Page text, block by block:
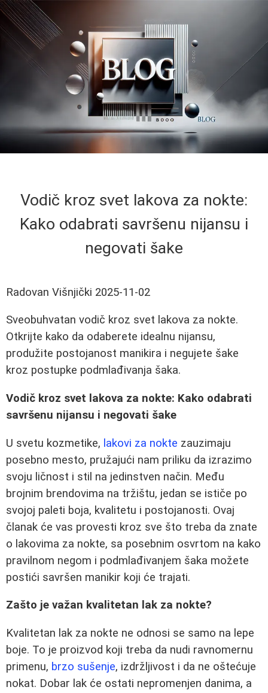
Vodič kroz svet lakova za nokte:
Kako odabrati savršenu nijansu i
negovati šake
Radovan Višnjički 2025-11-02
Sveobuhvatan vodič kroz svet lakova za nokte.
Otkrijte kako da odaberete idealnu nijansu,
produžite postojanost manikira i negujete šake
kroz postupke podmlađivanja šaka.
Vodič kroz svet lakova za nokte: Kako odabrati
savršenu nijansu i negovati šake
U svetu kozmetike, lakovi za nokte zauzimaju
posebno mesto, pružajući nam priliku da izrazimo
svoju ličnost i stil na jedinstven način. Među
brojnim brendovima na tržištu, jedan se ističe po
svojoj paleti boja, kvalitetu i postojanosti. Ovaj
članak će vas provesti kroz sve što treba da znate
o lakovima za nokte, sa posebnim osvrtom na kako
pravilnom negom i podmlađivanjem šaka možete
postići savršen manikir koji će trajati.
Zašto je važan kvalitetan lak za nokte?
Kvalitetan lak za nokte ne odnosi se samo na lepe
boje. To je proizvod koji treba da nudi ravnomernu
primenu, brzo sušenje, izdržljivost i da ne oštećuje
nokat. Dobar lak će ostati nepromenjen danima, a